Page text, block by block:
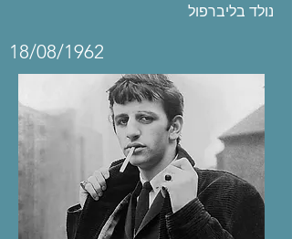
נולד בליברפול
18/08/1962